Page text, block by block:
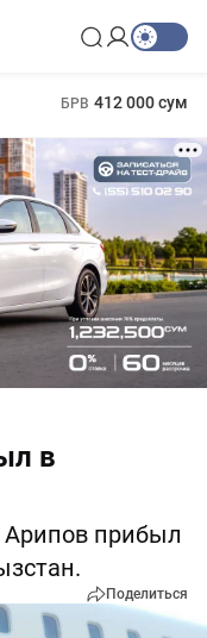
БРВ 412 000 сум
в
прибыл
Поделиться